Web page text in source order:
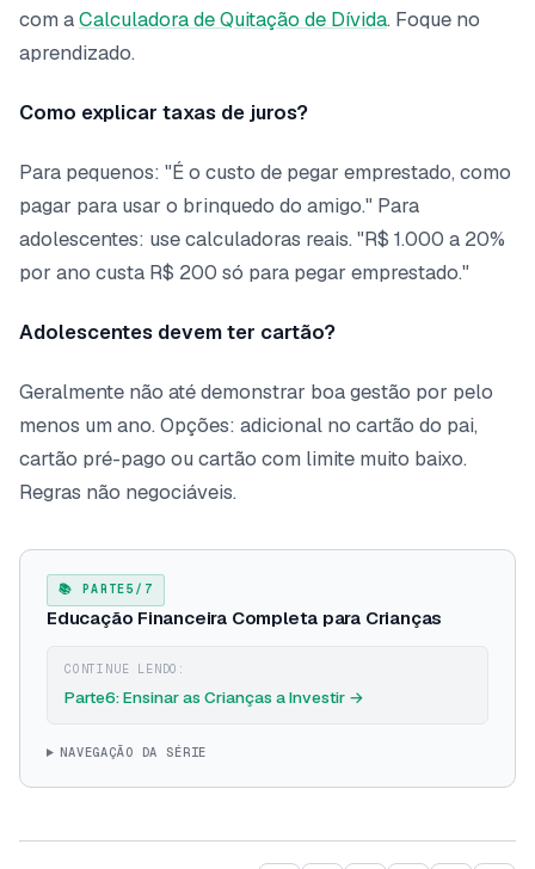
com aCalculadora de Quitação de Dívida. Foque no
aprendizado.
Como explicar taxas de juros?
Para pequenos: "É o custo de pegar emprestado, como
pagar para usar o brinquedo do amigo." Para
adolescentes: use calculadoras reais. "R$ 1.000 a 20%
por ano custa R$ 200 só para pegar emprestado."
Adolescentes devem ter cartão?
Geralmente não até demonstrar boa gestão por pelo
menos um ano. Opções: adicional no cartão do pai,
cartão pré-pago ou cartão com limite muito baixo.
Regras não negociáveis.
📚 PARTE5/7
Educação Financeira Completa para Crianças
CONTINUE LENDO:
Parte6: Ensinar as Crianças a Investir →
NAVEGAÇÃO DA SÉRIE